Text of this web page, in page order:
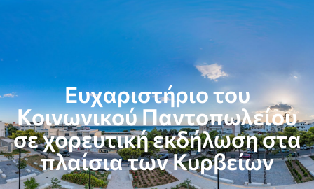
Ευχαριστήριο του
Κοινωνικού Παντοπωλείου
σε χορευτική εκδήλωση στα
πλαίσια των Κυρβείων